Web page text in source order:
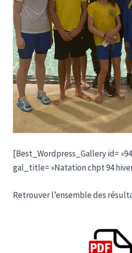
[Best_Wordpress_Gallery id=
gal_title= »Natation chpt 94
Retrouver l’ensemble des